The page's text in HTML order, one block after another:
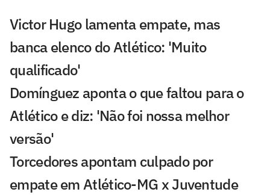
Victor Hugo lamenta empate, mas
banca elenco do Atlético: 'Muito
qualificado'
Domínguez aponta o que faltou para o
Atlético e diz: 'Não foi nossa melhor
versão'
Torcedores apontam culpado por
empate em Atlético-MG x Juventude